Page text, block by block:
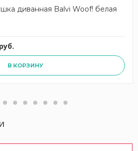
диванная Balvi Woof! белая
В КОРЗИНУ